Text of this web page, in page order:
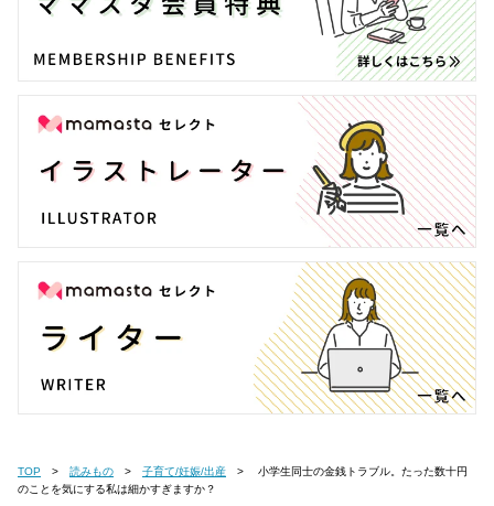
TOP 読みもの 子育て/妊娠/出産
のことを気にする私は細かすぎますか？